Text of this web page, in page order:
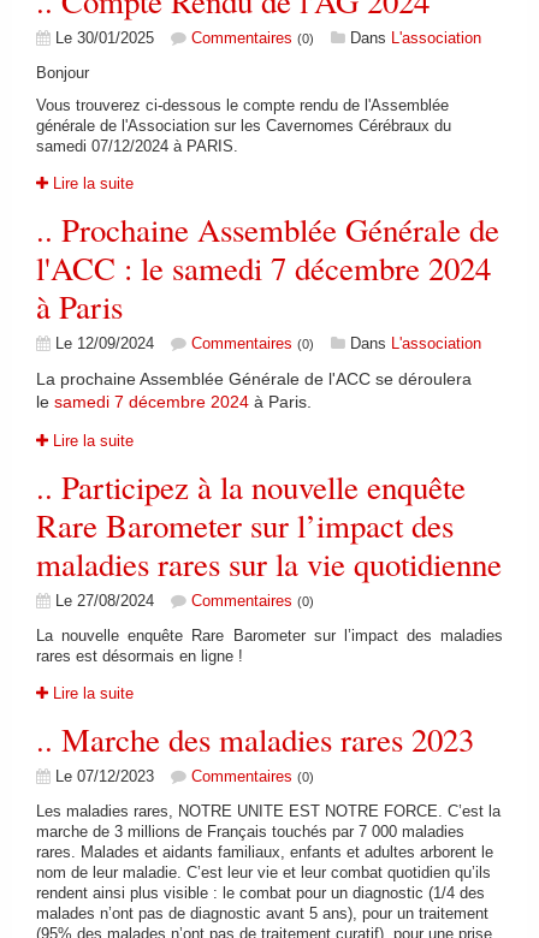
Le 30/01/2025 Commentaires (0) Dans
L'association
Bonjour
Vous trouverez ci-dessous le compte rendu de l'Assemblée
générale de l'Association sur les Cavernomes Cérébraux du
samedi 07/12/2024 à PARIS.
Lire la suite
.. Prochaine Assemblée Générale de
l'ACC : le samedi 7 décembre 2024
à Paris
Le 12/09/2024 Commentaires (0) Dans L'association
La prochaine Assemblée Générale de l'ACC se déroulera
le samedi 7 décembre 2024 à Paris.
Lire la suite
.. Participez à la nouvelle enquête
Rare Barometer sur l’impact des
maladies rares sur la vie quotidienne
Le 27/08/2024 Commentaires (0)
La nouvelle enquête Rare Barometer sur l’impact des maladies
rares est désormais en ligne !
Lire la suite
.. Marche des maladies rares 2023
Le 07/12/2023 Commentaires (0)
Les maladies rares, NOTRE UNITE EST NOTRE FORCE. C’est la
marche de 3 millions de Français touchés par 7 000 maladies
rares. Malades et aidants familiaux, enfants et adultes arborent le
nom de leur maladie. C’est leur vie et leur combat quotidien qu’ils
rendent ainsi plus visible : le combat pour un diagnostic (1/4 des
malades n’ont pas de diagnostic avant 5 ans), pour un traitement
(95% des malades n’ont pas de traitement curatif), pour une prise